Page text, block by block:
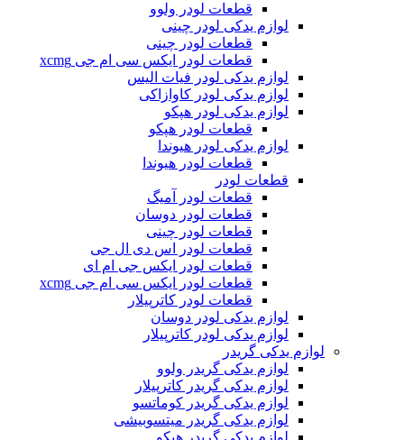
قطعات لودر ولوو
لوازم یدکی لودر چینی
قطعات لودر چینی
قطعات لودر ایکس سی ام جی xcmg
لوازم یدکی لودر فیات الیس
لوازم یدکی لودر کاوازاکی
لوازم یدکی لودر هپکو
قطعات لودر هپکو
لوازم یدکی لودر هیوندا
قطعات لودر هیوندا
قطعات لودر
قطعات لودر آمیگ
قطعات لودر دوسان
قطعات لودر چینی
قطعات لودر اس دی ال جی
قطعات لودر ایکس جی ام ای
قطعات لودر ایکس سی ام جی xcmg
قطعات لودر کاترپیلار
لوازم یدکی لودر دوسان
لوازم یدکی لودر کاترپیلار
لوازم یدکی گریدر
لوازم یدکی گریدر ولوو
لوازم یدکی گریدر کاترپیلار
لوازم یدکی گریدر کوماتسو
لوازم یدکی گریدر میتسوبیشی
لوازم یدکی گریدر هپکو